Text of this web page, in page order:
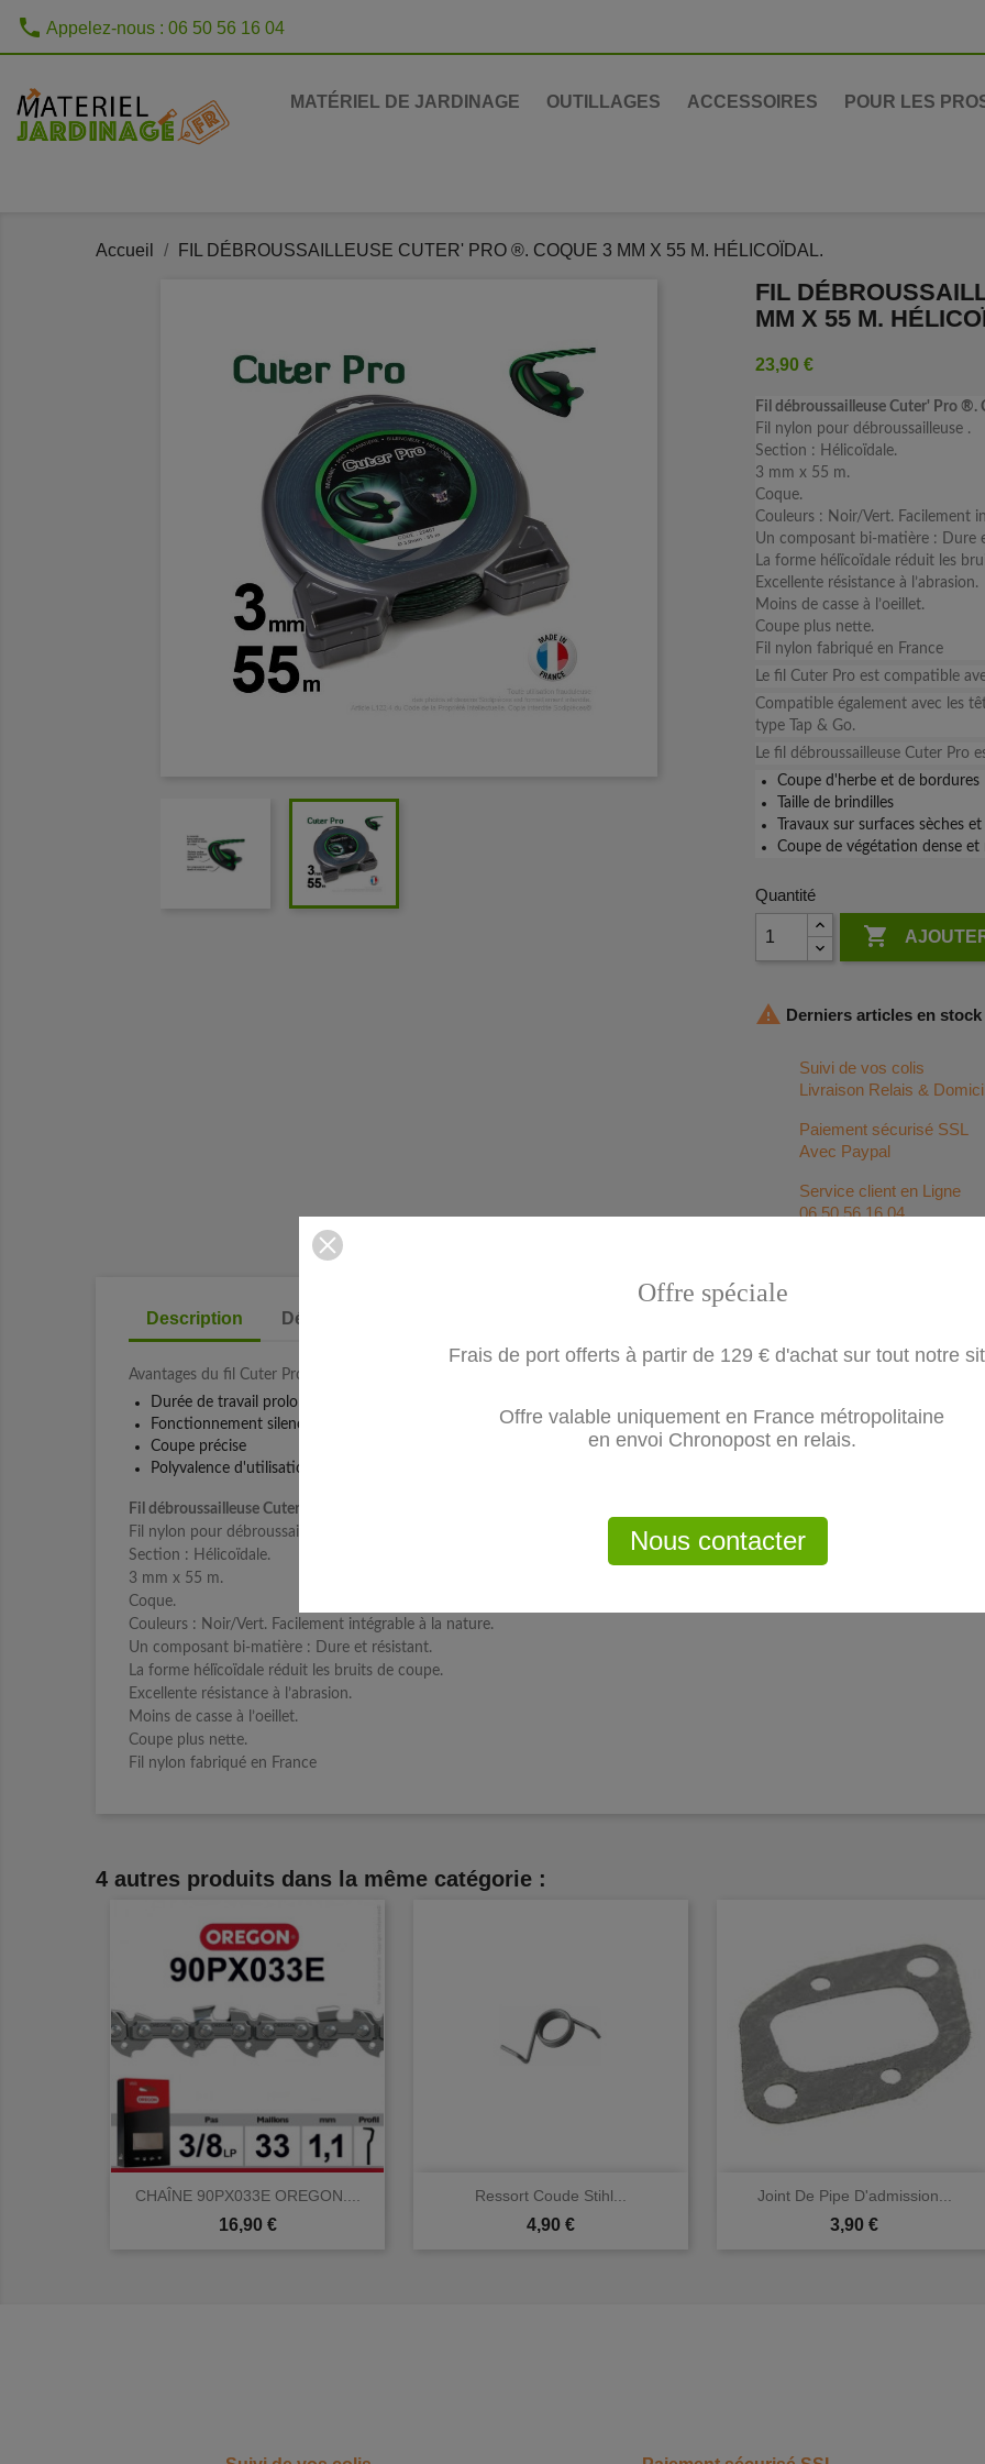
phone Appelez-nous : 06 50 56 16 04
MATÉRIEL DE JARDINAGE OUTILLAGES ACCESSOIRES POUR LES
Accueil FIL DÉBROUSSAILLEUSE CUTER' PRO ®. COQUE 3 MM X 55 M. HÉLICOÏDAL.
FIL
MM X 55 M.
23,90 €
Fil débroussailleuse Cuter' Pro ®.
Fil nylon pour débroussailleuse .
Section : Hélicoïdale.
3 mm x 55 m.
Coque.
Couleurs : Noir/Vert. Facilement
Un composant bi-matière : Dure
La forme hélïcoïdale réduit les
Excellente résistance à l’abrasion.
Moins de casse à l’oeillet.
Coupe plus nette.
Fil nylon fabriqué en France
Le fil Cuter Pro est compatible
Compatible également avec les
type Tap & Go.
Le fil débroussailleuse Cuter Pro
Coupe d'herbe et de bordures
Taille de brindilles
Travaux sur surfaces sèches
Coupe de végétation dense et
Quantité

 Derniers articles en stock
Suivi de vos colis
Livraison Relais &
Paiement sécurisé SSL
Avec Paypal
Service client en Ligne
06 50 56 16 04
Description Détails du produit
Avantages du fil Cuter Pro :
Durée de travail prolongée sans besoin de rechargement
Fonctionnement silencieux
Coupe précise
Polyvalence d'utilisation
Fil débroussailleuse Cuter' Pro ®. Coque 3 mm x 55 m. Hélicoïdal.
Fil nylon pour débroussailleuse .
Section : Hélicoïdale.
3 mm x 55 m.
Coque.
Couleurs : Noir/Vert. Facilement intégrable à la nature.
Un composant bi-matière : Dure et résistant.
La forme hélïcoïdale réduit les bruits de coupe.
Excellente résistance à l’abrasion.
Moins de casse à l’oeillet.
Coupe plus nette.
Fil nylon fabriqué en France
4 autres produits dans la même catégorie :
CHAÎNE 90PX033E OREGON....
Prix
16,90 €
Aperçu rapide Ressort Coude Stihl...
Prix
4,90 €
Aperçu rapide Joint De Pipe D'admission...
Prix
3,90 €
Aperçu rapide
Offre spéciale
Nous contacter
Offre valable uniquement en France métropolitaine
en envoi Chronopost en relais.
Frais de port offerts à partir de 129 € d'achat sur tout notre